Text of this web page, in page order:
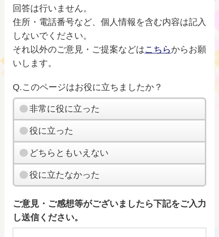
回答は行いません。
住所・電話番号など、個人情報を含む内容は記入
しないでください。
それ以外のご意見・ご提案などはこちらからお願
いします。
Q.このページはお役に立ちましたか？
非常に役に立った
役に立った
どちらともいえない
役に立たなかった
ご意見・ご感想等がございましたら下記をご入力
し送信ください。